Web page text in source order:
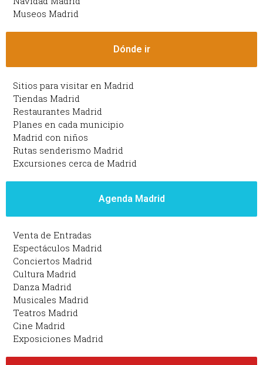
Museos Madrid
Dónde ir
Sitios para visitar en Madrid
Tiendas Madrid
Restaurantes Madrid
Planes en cada municipio
Madrid con niños
Rutas senderismo Madrid
Excursiones cerca de Madrid
Agenda Madrid
Venta de Entradas
Espectáculos Madrid
Conciertos Madrid
Cultura Madrid
Danza Madrid
Musicales Madrid
Teatros Madrid
Cine Madrid
Exposiciones Madrid